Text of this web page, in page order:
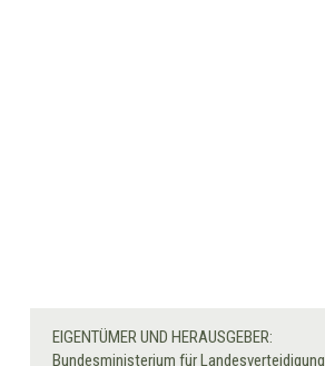
EIGENTÜMER UND HERAUSGEBER:
Bundesministerium für Landesverteidigung